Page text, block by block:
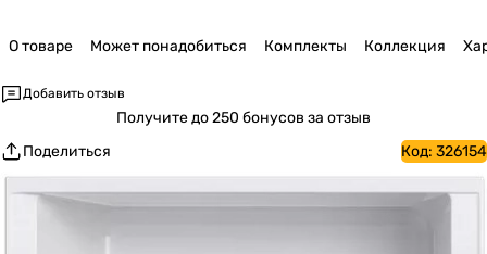
О товаре Может понадобиться Комплекты Коллекция
Добавить отзыв
Получитедо 250 бонусов за отзыв
Поделиться
Код: 326154